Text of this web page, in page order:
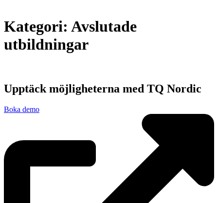
Kategori: Avslutade
utbildningar
Upptäck möjligheterna med TQ Nordic
Boka demo